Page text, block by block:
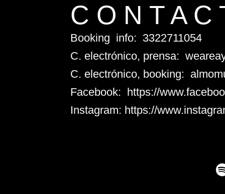
C O N T A C
Booking info: 3322711054
C. electrónico, prensa:
C. electrónico, booking:
Facebook: https://
Instagram: https://